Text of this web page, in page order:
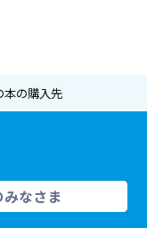
本の購入先
なさま